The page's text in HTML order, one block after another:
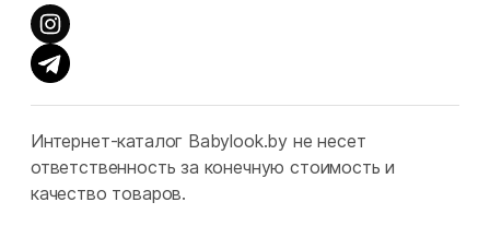
Интернет-каталог Babylook.by не несет
ответственность за конечную стоимость и
качество товаров.